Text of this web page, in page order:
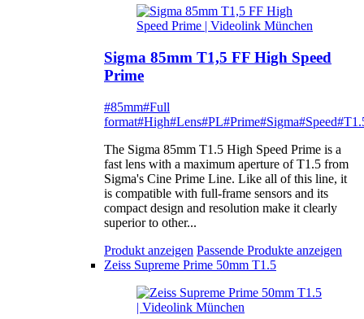
Sigma 85mm T1,5 FF High Speed
Prime
#85mm#Full
format#High#Lens#PL#Prime#Sigma#Speed
The Sigma 85mm T1.5 High Speed Prime is a
fast lens with a maximum aperture of T1.5 from
Sigma's Cine Prime Line. Like all of this line, it
is compatible with full-frame sensors and its
compact design and resolution make it clearly
superior to other...
Produkt anzeigen Passende Produkte anzeigen
Zeiss Supreme Prime 50mm T1.5